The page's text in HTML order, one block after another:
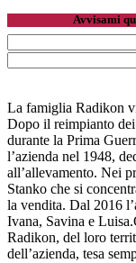
Avvisami
La famiglia Radikon
Dopo il reimpianto
durante la Prima
l’azienda nel 1948,
all’allevamento. Nei
Stanko che si
la vendita. Dal 2016
Ivana, Savina e
Radikon, del loro
dell’azienda, tesa